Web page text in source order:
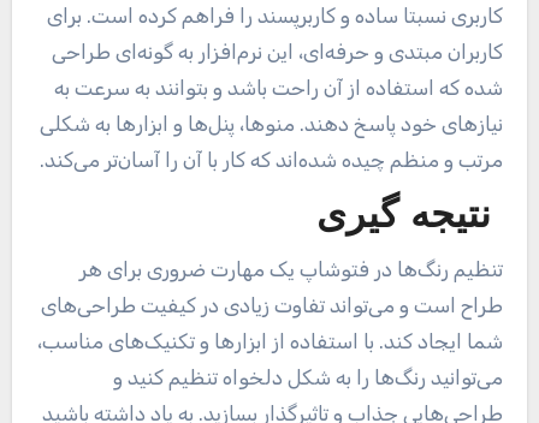
کاربری نسبتا ساده و کاربرپسند را فراهم کرده است. برای
کاربران مبتدی و حرفه‌ای، این نرم‌افزار به گونه‌ای طراحی
شده که استفاده از آن راحت باشد و بتوانند به سرعت به
نیازهای خود پاسخ دهند. منوها، پنل‌ها و ابزارها به شکلی
مرتب و منظم چیده شده‌اند که کار با آن را آسان‌تر می‌کند.
نتیجه‌ گیری
تنظیم رنگ‌ها در فتوشاپ یک مهارت ضروری برای هر
طراح است و می‌تواند تفاوت زیادی در کیفیت طراحی‌های
شما ایجاد کند. با استفاده از ابزارها و تکنیک‌های مناسب،
می‌توانید رنگ‌ها را به شکل دلخواه تنظیم کنید و
طراحی‌هایی جذاب و تاثیرگذار بسازید. به یاد داشته باشید